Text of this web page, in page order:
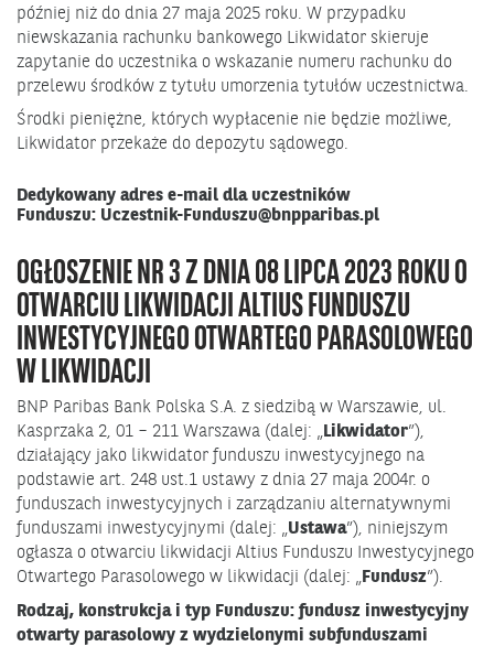
później niż do dnia 27 maja 2025 roku. W przypadku
niewskazania rachunku bankowego Likwidator skieruje
zapytanie do uczestnika o wskazanie numeru rachunku do
przelewu środków z tytułu umorzenia tytułów uczestnictwa.
Środki pieniężne, których wypłacenie nie będzie możliwe,
Likwidator przekaże do depozytu sądowego.
Dedykowany adres e-mail dla uczestników
Funduszu: Uczestnik-Funduszu@bnpparibas.pl
OGŁOSZENIE NR 3 Z DNIA 08 LIPCA 2023 ROKU O
OTWARCIU LIKWIDACJI ALTIUS FUNDUSZU
INWESTYCYJNEGO OTWARTEGO PARASOLOWEGO
W LIKWIDACJI
BNP Paribas Bank Polska S.A. z siedzibą w Warszawie, ul.
Kasprzaka 2, 01 – 211 Warszawa (dalej: „Likwidator”),
działający jako likwidator funduszu inwestycyjnego na
podstawie art. 248 ust.1 ustawy z dnia 27 maja 2004r. o
funduszach inwestycyjnych i zarządzaniu alternatywnymi
funduszami inwestycyjnymi (dalej: „Ustawa”), niniejszym
ogłasza o otwarciu likwidacji Altius Funduszu Inwestycyjnego
Otwartego Parasolowego w likwidacji (dalej: „Fundusz”).
Rodzaj, konstrukcja i typ Funduszu: fundusz inwestycyjny
otwarty parasolowy z wydzielonymi subfunduszami